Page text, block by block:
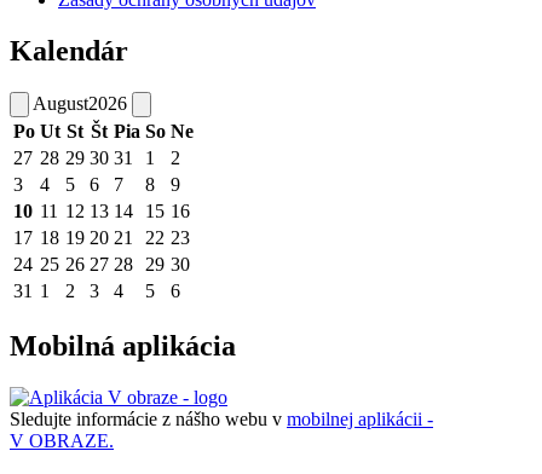
Kalendár
August2026
Po Ut St Št Pia So Ne
27 28 29 30 31 1
2
3
4 5 6 7 8
9
10 11 12 13 14 15 16
17 18 19 20 21 22 23
24 25 26 27 28 29 30
31 1 2 3 4 5 6
Mobilná aplikácia
Sledujte informácie z nášho webu v mobilnej aplikácii -
V OBRAZE.